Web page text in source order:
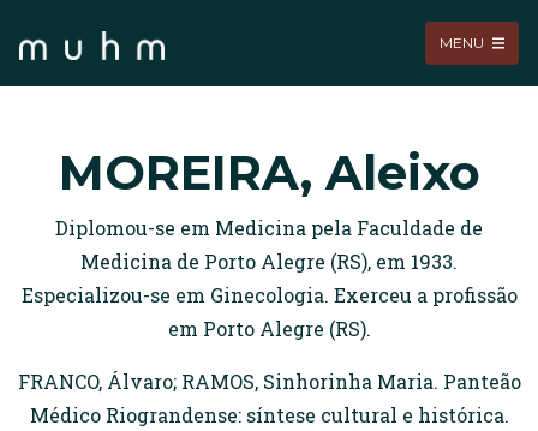
MENU
MOREIRA, Aleixo
Diplomou-se em Medicina pela Faculdade de
Medicina de Porto Alegre (RS), em 1933.
Especializou-se em Ginecologia. Exerceu a profissão
em Porto Alegre (RS).
FRANCO, Álvaro; RAMOS, Sinhorinha Maria. Panteão
Médico Riograndense: síntese cultural e histórica.